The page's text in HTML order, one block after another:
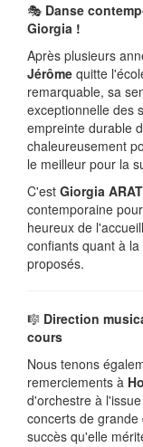
🎭 Danse
Giorgia !
Après plusieurs
Jérôme quitte
remarquable, sa
exceptionnelle des
empreinte durable
chaleureusement
le meilleur pour la
C'est Giorgia
contemporaine
heureux de
confiants quant à
proposés.
🎼 Direction
cours
Nous tenons
remerciements à
d'orchestre à
concerts de
succès qu'elle